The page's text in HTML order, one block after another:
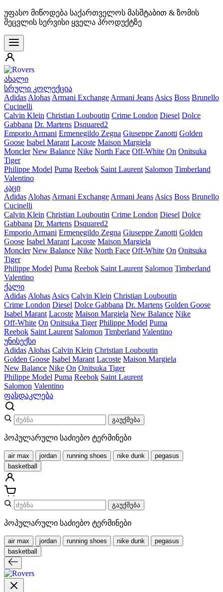
უფასო მიწოდება საქართველოს მასშტაბით & ზომის
შეცვლის სერვისი ყველა პროდუქტზე
ახალი
სრული კოლექცია
Adidas Alohas Armani Exchange Armani Jeans Asics Boss Brunello
Cucinelli
Calvin Klein Christian Louboutin Crime London Diesel Dolce
Gabbana Dr. Martens Dsquared2
Emporio Armani Ermenegildo Zegna Giuseppe Zanotti Golden
Goose Isabel Marant Lacoste Maison Margiela
Moncler New Balance Nike North Face Off-White On Onitsuka
Tiger
Philippe Model Puma Reebok Saint Laurent Salomon Timberland
Valentino
კაცი
Adidas Alohas Armani Exchange Armani Jeans Asics Boss Brunello
Cucinelli
Calvin Klein Christian Louboutin Crime London Diesel Dolce
Gabbana Dr. Martens Dsquared2
Emporio Armani Ermenegildo Zegna Giuseppe Zanotti Golden
Goose Isabel Marant Lacoste Maison Margiela
Moncler New Balance Nike North Face Off-White On Onitsuka
Tiger
Philippe Model Puma Reebok Saint Laurent Salomon Timberland
Valentino
ქალი
Adidas Alohas Asics Calvin Klein Christian Louboutin
Crime London Diesel Dolce Gabbana Dr. Martens Golden Goose
Isabel Marant Lacoste Maison Margiela New Balance Nike
Off-White On Onitsuka Tiger Philippe Model Puma
Reebok Saint Laurent Salomon Timberland Valentino
უნისექსი
Adidas Alohas Calvin Klein Christian Louboutin
Golden Goose Isabel Marant Lacoste Maison Margiela
New Balance Nike On Onitsuka Tiger
Philippe Model Puma Reebok Saint Laurent
Salomon Valentino
ფასდაკლება
გაუქმება
პოპულარული საძიებო ტერმინები
air max jordan running shoes nike dunk
pegasus
basketball
გაუქმება
პოპულარული საძიებო ტერმინები
air max jordan running shoes nike dunk
pegasus
basketball